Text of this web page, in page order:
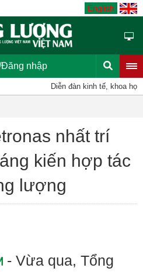
English
nhập
Diễn đàn kinh tế, khoa học,
nhất trí
kiến hợp tác
lượng
- Vừa qua, Tổng